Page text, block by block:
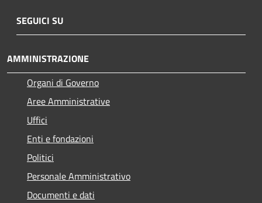
SEGUICI SU
AMMINISTRAZIONE
Organi di Governo
Aree Amministrative
Uffici
Enti e fondazioni
Politici
Personale Amministrativo
Documenti e dati